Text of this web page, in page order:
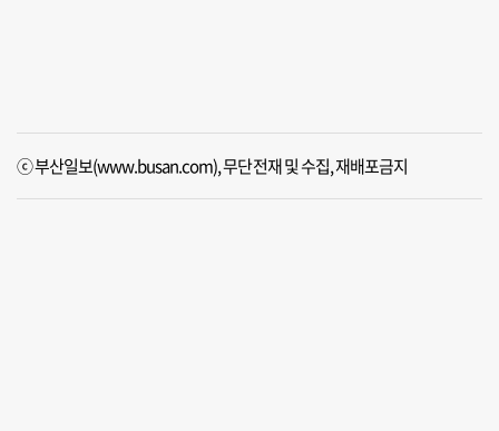
ⓒ 부산일보(www.busan.com), 무단전재 및 수집, 재배포금지